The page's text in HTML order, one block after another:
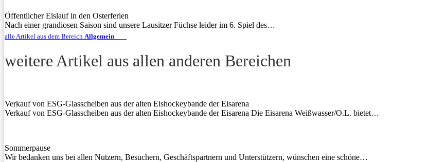
Öffentlicher Eislauf in den Osterferien
Nach einer grandiosen Saison sind unsere Lausitzer Füchse leider im 6. Spiel des…
alle Artikel aus dem Bereich Allgemein
weitere Artikel aus allen anderen Bereichen
Verkauf von ESG-Glasscheiben aus der alten Eishockeybande der Eisarena
Verkauf von ESG-Glasscheiben aus der alten Eishockeybande der Eisarena Die Eisarena Weißwasser/O.L. bietet…
Sommerpause
Wir bedanken uns bei allen Nutzern, Besuchern, Geschäftspartnern und Unterstützern, wünschen eine schöne…